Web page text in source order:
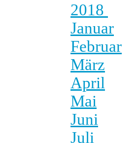
2018
Januar
Februar
März
April
Mai
Juni
Juli